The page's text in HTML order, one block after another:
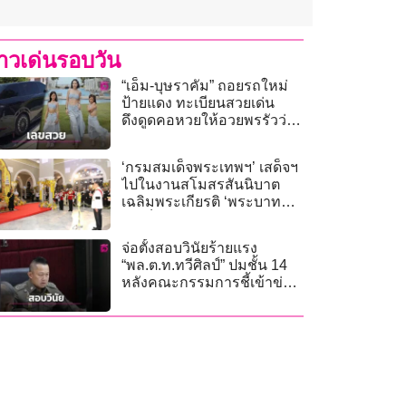
วเด่นรอบวัน
“เอ็ม-บุษราคัม” ถอยรถใหม่
ป้ายแดง ทะเบียนสวยเด่น
ดึงดูดคอหวยให้อวยพรรัวว่า
‘กรมสมเด็จพระเทพฯ’ เสด็จฯ
ไปในงานสโมสรสันนิบาต
เฉลิมพระเกียรติ ‘พระบาท
จ่อตั้งสอบวินัยร้ายแรง
“พล.ต.ท.ทวีศิลป์” ปมชั้น 14
หลังคณะกรรมการชี้เข้าข่าย